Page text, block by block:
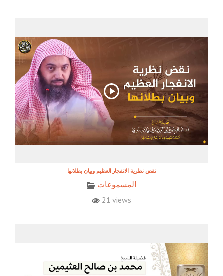
نقض نظرية الانفجار العظيم وبيان بطلانها
المسموعات
21 views